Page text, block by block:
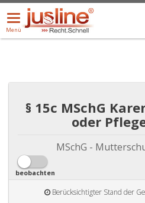
Menü
öffnen/schließen
Menü
ALLE DROPDOWN:
§ 15c MSchG
oder
MSchG -
beobachten
Berücksichtigter Stand der